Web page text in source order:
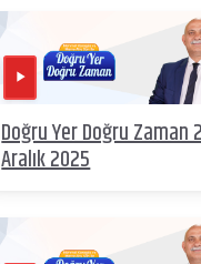
Doğru Yer Doğru Zaman
Aralık 2025